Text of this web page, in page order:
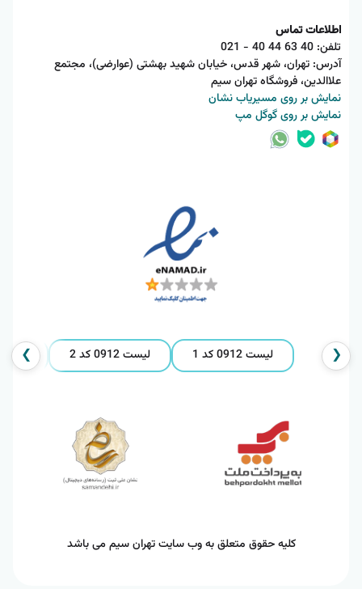
اطلاعات تماس
تلفن: 021 - 40 44 63 40
آدرس: تهران، شهر قدس، خیابان شهید بهشتی (عوارضی)، مجتمع
علاالدین، فروشگاه تهران سیم
نمایش بر روی مسیریاب نشان
نمایش بر روی گوگل مپ
❮ لیست 0912 کد 1 لیست 0912 کد 2 لیست 0912❯
کلیه حقوق متعلق به وب سایت تهران سیم می باشد